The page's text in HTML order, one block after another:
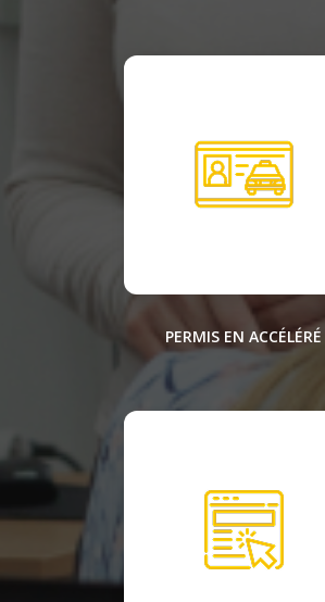
PERMIS EN ACCÉLÉRÉ